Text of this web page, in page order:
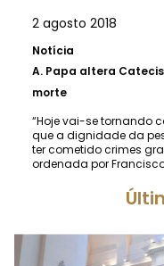
2 agosto 2018
Notícia
A. Papa altera
morte
“Hoje vai-se tornando
que a dignidade da
ter cometido crimes
ordenada por